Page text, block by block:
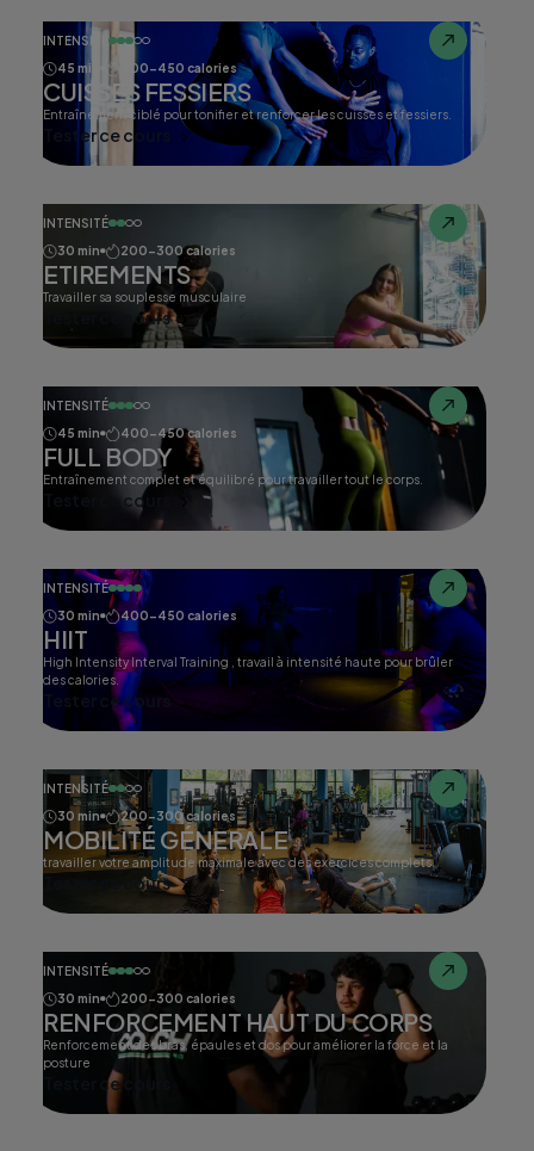
INTENSITÉ
45 min
400-450 calories
CUISSES FESSIERS
Entraînement ciblé pour tonifier et renforcer les cuisses et fessiers.
Tester ce cours
INTENSITÉ
30 min
200-300 calories
ETIREMENTS
Travailler sa souplesse musculaire
Tester ce cours
INTENSITÉ
45 min
400-450 calories
FULL BODY
Entraînement complet et équilibré pour travailler tout le corps.
Tester ce cours
INTENSITÉ
30 min
400-450 calories
HIIT
High Intensity Interval Training , travail à intensité haute pour brûler
des calories.
Tester ce cours
INTENSITÉ
30 min
200-300 calories
MOBILITÉ GÉNERALE
travailler votre amplitude maximale avec des exercices complets.
Tester ce cours
INTENSITÉ
30 min
200-300 calories
RENFORCEMENT HAUT DU CORPS
Renforcement des bras, épaules et dos pour améliorer la force et la
posture
Tester ce cours